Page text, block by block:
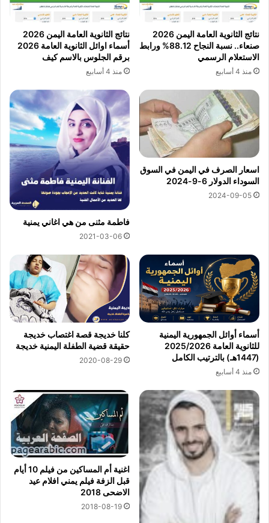
نتائج الثانوية العامة اليمن 2026
صنعاء.. نسبة النجاح 88.12% ورابط
الاستعلام الرسمي
منذ 4 أسابيع
نتائج الثانوية العامة اليمن 2026
أسماء اوائل الثانوية العامة 2026
برقم الجلوس بالاسم كيف
منذ 4 أسابيع
اسعار الصرف في اليمن في السوق
السوداء الدولار 6-9-2024
2024-09-05
فاطمة مثنى من هي اغاني يمنية
2021-03-06
أسماء أوائل الجمهورية اليمنية
للثانوية العامة 2025/2026
(1447هـ) بالترتيب الكامل
منذ 4 أسابيع
كلنا خديجة قصة اغتصاب خديجة
حقيقة قضية الطفلة اليمنية خديجة
2020-08-29
اغنية أم المساكين من فيلم 10 أيام
قبل الزفة فيلم يمني افلام عيد
الاضحى 2018
2018-08-19